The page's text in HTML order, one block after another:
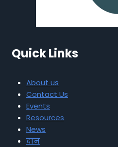
Quick Links
About us
Contact Us
Events
Resources
News
दान